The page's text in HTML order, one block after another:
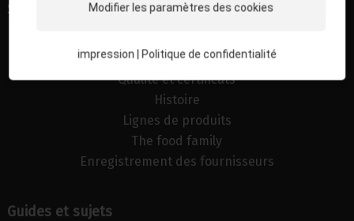
Société
Société
Qualité et certificats
Histoire
Lignes de produits
The food family
Enregistrement des fournisseurs
Guides et sujets
Modifier les paramètres des cookies
impression | Politique de confidentialité